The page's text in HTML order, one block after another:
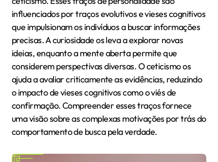
influenciados por traços evolutivos e vieses cognitivos
que impulsionam os indivíduos a buscar informações
precisas. A curiosidade os leva a explorar novas
ideias, enquanto a mente aberta permite que
considerem perspectivas diversas. O ceticismo os
ajuda a avaliar criticamente as evidências, reduzindo
o impacto de vieses cognitivos como o viés de
confirmação. Compreender esses traços fornece
uma visão sobre as complexas motivações por trás do
comportamento de busca pela verdade.